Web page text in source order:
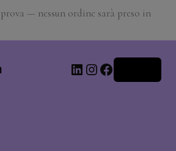
— nessun ordine sarà preso in
LinkedIn
Instagram
Facebook